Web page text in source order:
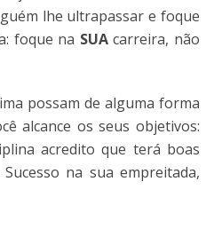
lhe ultrapassar e foque
foque na SUAcarreira, não
possam de alguma forma
alcance os seus objetivos:
acredito que terá boas
na sua empreitada,